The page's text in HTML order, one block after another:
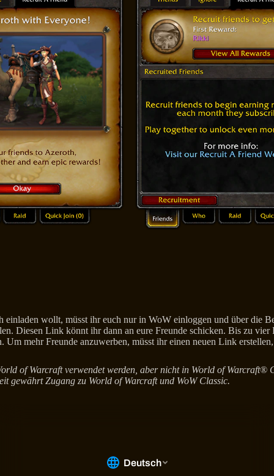
einladen wollt, müsst ihr euch nur in WoW einloggen und über die
Diesen Link könnt ihr dann an eure Freunde schicken. Bis zu
Um mehr Freunde anzuwerben, müsst ihr einen neuen Link
of Warcraft verwendet werden, aber nicht in World of Warcraft®
gewährt Zugang zu World of Warcraft und WoW Classic.